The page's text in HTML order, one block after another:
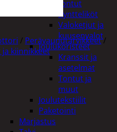
tontut
Kyntteliköt
Valoketjut ja
kuusenvalot
Joulukoristeet
Kranssit ja
asetelmat
Tontut ja
muut
Joulutekstiilit
Paketointi
Marjastus
/ Perävaunutarvikkeet /
kiinnikkeet